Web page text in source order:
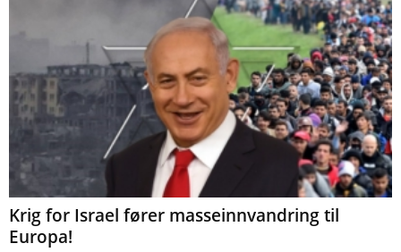
Krig for Israel fører masseinnvandring til
Europa!